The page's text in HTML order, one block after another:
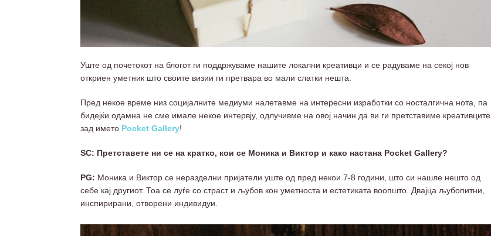
Уште од почетокот на блогот ги поддржуваме нашите локални креативци и се радуваме на секој нов
откриен уметник што своите визии ги претвара во мали слатки нешта.
Пред некое време низ социјалните медиуми налетавме на интересни изработки со носталгична нота, па
бидејќи одамна не сме имале некое интервју, одлучивме на овој начин да ви ги претставиме креативците
зад името Pocket Gallery!
SC: Претставете ни се на кратко, кои се Моника и Виктор и како настана Pocket Gallery?
PG: Моника и Виктор се неразделни пријатели уште од пред некои 7-8 години, што си нашле нешто од
себе кај другиот. Тоа се луѓе со страст и љубов кон уметноста и естетиката воопшто. Двајца љубопитни,
инспирирани, отворени индивидуи.